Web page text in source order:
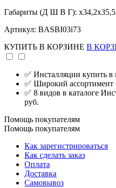
Габариты (Д Ш В Г):
Артикул: BASBI03i73
КУПИТЬ В КОРЗИНЕ В
✅ Инсталляции купить в
✅ Широкий ассортимент
✅ 8 видов в каталоге
руб.
Помощь покупателям
Помощь покупателям
Как зарегистрироваться
Как сделать заказ
Оплата
Доставка
Самовывоз